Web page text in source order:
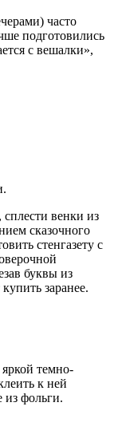
часто
подготовились
с вешалки»,
венки из
сказочного
стенгазету с
буквы из
заранее.
темно-
к ней
из фольги.